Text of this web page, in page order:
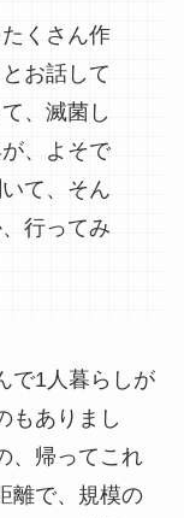
くさん作
お話して
、滅菌し
、よそで
て、そん
行ってみ
で1人暮らしが
もありまし
、帰ってこれ
離で、規模の